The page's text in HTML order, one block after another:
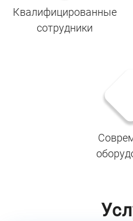
Квалифицированные
сотрудники